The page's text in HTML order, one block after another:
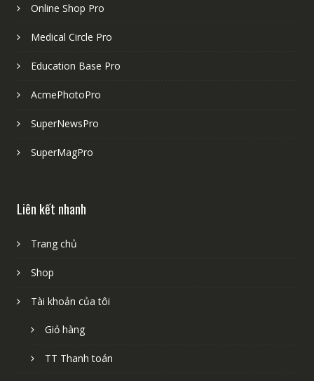
Online Shop Pro
Medical Circle Pro
Education Base Pro
AcmePhotoPro
SuperNewsPro
SuperMagPro
Liên kết nhanh
Trang chủ
Shop
Tài khoản của tôi
Giỏ hàng
TT Thanh toán